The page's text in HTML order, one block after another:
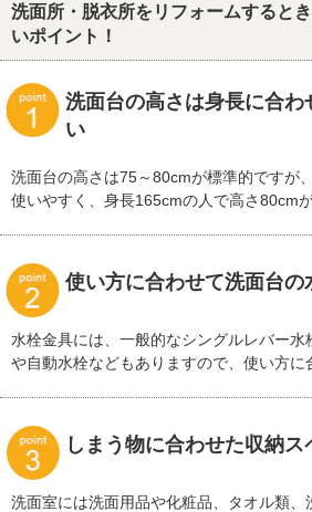
洗面所・脱衣所をリフォームすると
いポイント！
洗面台の高さは身長に合
い
洗面台の高さは75～80cmが標準的ですが
使いやすく、身長165cmの人で高さ80cmが
使い方に合わせて洗面台の
水栓金具には、一般的なシングルレバー
や自動水栓などもありますので、使い方に
しまう物に合わせた収納
洗面室には洗面用品や化粧品、タオル類、